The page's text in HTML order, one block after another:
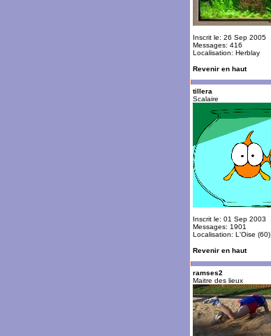
Inscrit le: 26 Sep 2005
Messages: 416
Localisation: Herblay
Revenir en haut
tillera
Scalaire
Inscrit le: 01 Sep 2003
Messages: 1901
Localisation: L'Oise (60)
Revenir en haut
ramses2
Maitre des lieux